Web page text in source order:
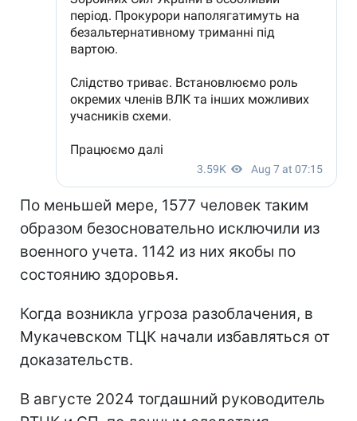
По меньшей мере, 1577 человек таким
образом безосновательно исключили из
военного учета. 1142 из них якобы по
состоянию здоровья.
Когда возникла угроза разоблачения, в
Мукачевском ТЦК начали избавляться от
доказательств.
В августе 2024 тогдашний руководитель